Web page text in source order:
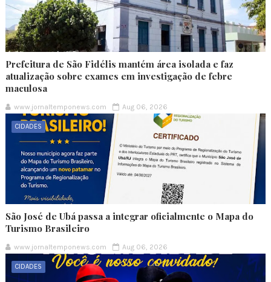
Prefeitura de São Fidélis mantém área isolada e faz
atualização sobre exames em investigação de febre
maculosa
www.jornaltemponews.com Aug 06, 2026
CIDADES
São José de Ubá passa a integrar oficialmente o Mapa do
Turismo Brasileiro
www.jornaltemponews.com Aug 06, 2026
CIDADES